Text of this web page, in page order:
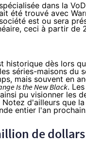
dans la
été trouvé avec
est ou sera
ceci à partir de
historique dès lors
séries-maisons du
mais souvent en
Is the New Black.
pu visionner les
Notez d'ailleurs que
entier l'an
de